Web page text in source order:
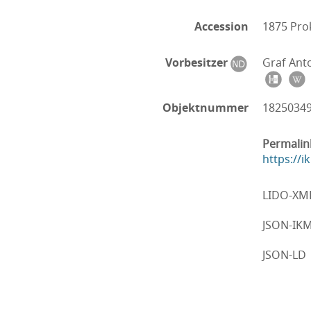
Accession 1875
Vorbesitzer Graf
Objektnummer
https://
LIDO-
JSON-
JSON-LD